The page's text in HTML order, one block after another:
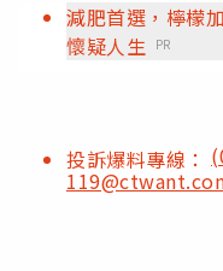
減肥首選，檸檬
懷疑人生 PR
投訴爆料專線：